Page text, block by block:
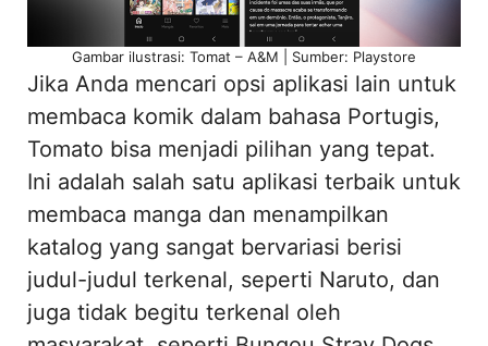
Gambar ilustrasi: Tomat – A&M | Sumber: Playstore
Jika Anda mencari opsi aplikasi lain untuk
membaca komik dalam bahasa Portugis,
Tomato bisa menjadi pilihan yang tepat.
Ini adalah salah satu aplikasi terbaik untuk
membaca manga dan menampilkan
katalog yang sangat bervariasi berisi
judul-judul terkenal, seperti Naruto, dan
juga tidak begitu terkenal oleh